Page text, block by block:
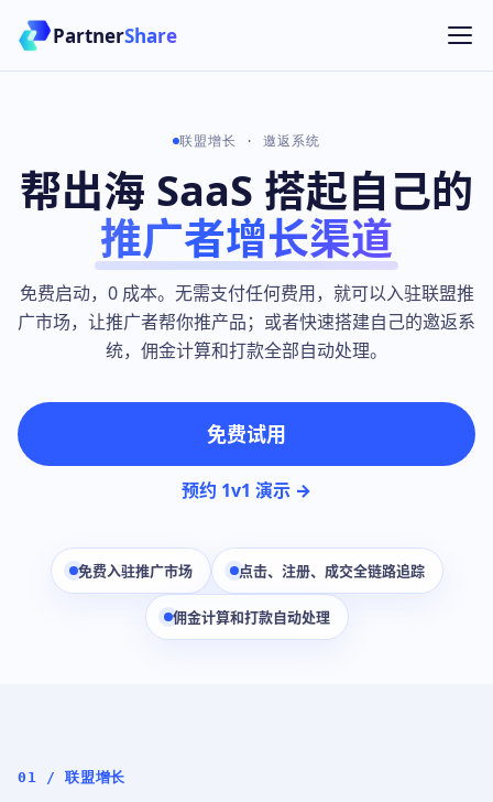
PartnerShare
联盟增长 · 邀返系统
帮出海 SaaS 搭起自己的
推广者增长渠道
免费启动，0 成本。无需支付任何费用，就可以入驻联盟推
广市场，让推广者帮你推产品；或者快速搭建自己的邀返系
统，佣金计算和打款全部自动处理。
免费试用
预约 1v1 演示 →
免费入驻推广市场 点击、注册、成交全链路追踪
佣金计算和打款自动处理
01 / 联盟增长